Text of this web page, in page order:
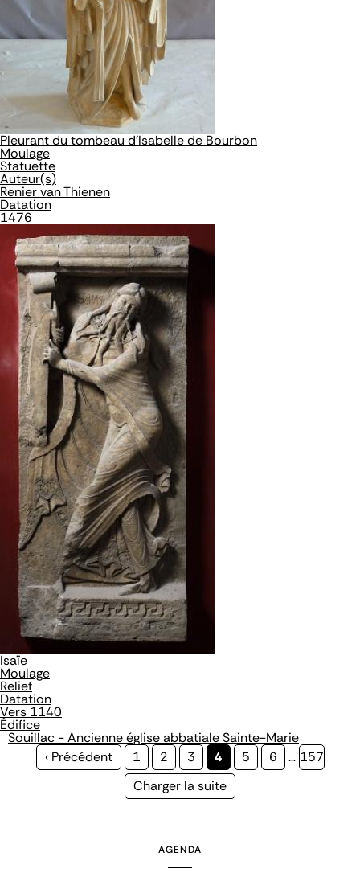
Pleurant du tombeau d'Isabelle de Bourbon
Moulage
Statuette
Auteur(s)
Renier van Thienen
Datation
1476
Isaïe
Moulage
Relief
Datation
Vers 1140
Édifice
Souillac - Ancienne église abbatiale Sainte-Marie
Page
‹ Précédent Page
1 Page
2 Page
3
Page
courante
4 Page
5 Page
6 … Page
157
Page
Charger la suite
AGENDA